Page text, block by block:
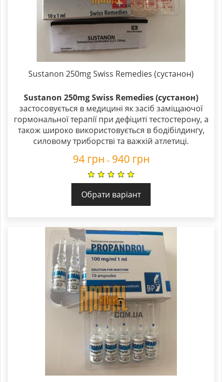
Sustanon 250mg Swiss Remedies (сустанон)
Sustanon 250mg Swiss Remedies (сустанон)
застосовується в медицині як засіб заміщаючої
гормональної терапії при дефіциті тестостерону, а
також широко використовується в бодібілдингу,
силовому триборстві та важкій атлетиці.
94 грн – 940 грн
Обрати варіант